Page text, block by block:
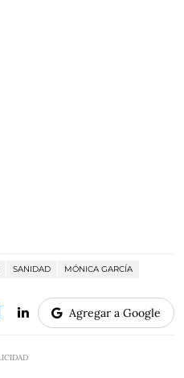
SANIDAD
MÓNICA GARCÍA
Agregar a Google